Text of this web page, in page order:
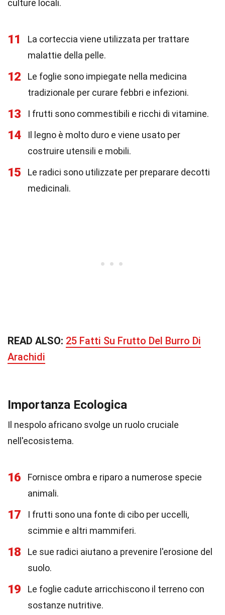
culture locali.
11
La corteccia viene utilizzata per trattare
malattie della pelle.
12
Le foglie sono impiegate nella medicina
tradizionale per curare febbri e infezioni.
13 I frutti sono commestibili e ricchi di vitamine.
14
Il legno è molto duro e viene usato per
costruire utensili e mobili.
15
Le radici sono utilizzate per preparare decotti
medicinali.
READ ALSO: 25 Fatti Su Frutto Del Burro Di
Arachidi
Importanza Ecologica
Il nespolo africano svolge un ruolo cruciale
nell'ecosistema.
16
Fornisce ombra e riparo a numerose specie
animali.
17
I frutti sono una fonte di cibo per uccelli,
scimmie e altri mammiferi.
18
Le sue radici aiutano a prevenire l'erosione del
suolo.
19
Le foglie cadute arricchiscono il terreno con
sostanze nutritive.